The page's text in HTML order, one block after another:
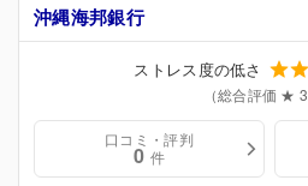
沖縄海邦銀行
ストレス度の低さ
（総合評価 ★
口コミ・評判
0 件